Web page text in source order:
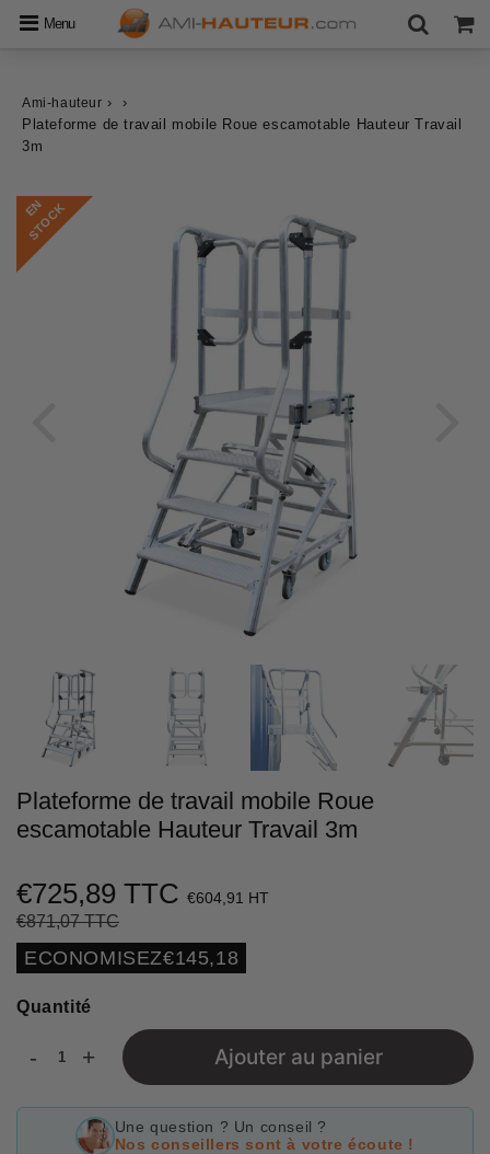
Menu
Ami-hauteur ›
›
Plateforme de travail mobile Roue escamotable Hauteur Travail
3m
E
N
S
T
O
C
K
Plateforme de travail mobile Roue
escamotable Hauteur Travail 3m
€725,89 TTC €604,91 HT
€871,07 TTC
régulier
réduit
Unit
price
ECONOMISEZ€145,18
Quantité
- + Ajouter au panier
Une question ? Un conseil ?
Nos conseillers sont à votre écoute !